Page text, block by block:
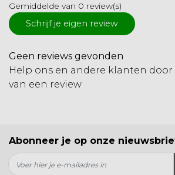
Gemiddelde van 0 review(s)
Schrijf je eigen review
Geen reviews gevonden
Help ons en andere klanten
van een review
Abonneer je op onze